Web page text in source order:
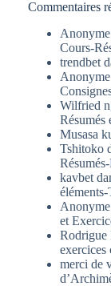
Commentaires
Anonyme
Cours-
trendbet
Anonyme
Wilfried
Résumés
Musasa
Tshitoko
kavbet
Anonyme
et
Rodrigue
exercices
merci de